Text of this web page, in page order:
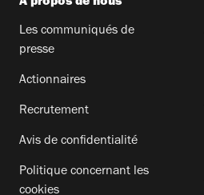
Les communiqués de
presse
Actionnaires
Recrutement
Avis de confidentialité
Politique concernant les
cookies